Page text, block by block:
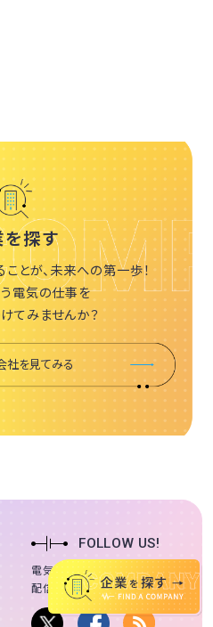
探す
とが、未来への第一歩！
電気の仕事を
てみませんか？
社を見てみる
FOLLOW US!
電気業界の魅力を
配信しています。